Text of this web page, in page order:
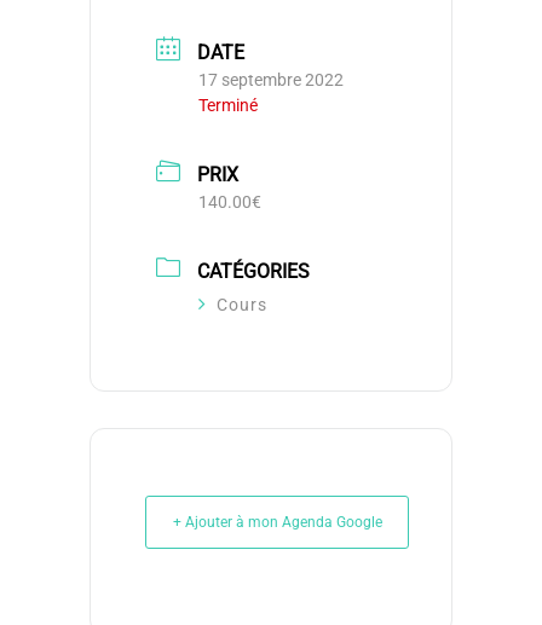
DATE
17 septembre 2022
Terminé
PRIX
140.00€
CATÉGORIES
Cours
+ Ajouter à mon Agenda Google